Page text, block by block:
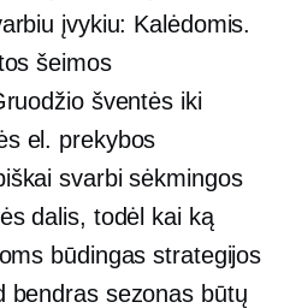
įvykiu: Kalėdomis.
šeimos
šventės iki
el. prekybos
svarbi sėkmingos
dalis, todėl kai ką
būdingas strategijos
bendras sezonas būtų